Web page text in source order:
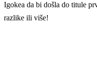
Igokea da bi došla do titule
razlike ili više!